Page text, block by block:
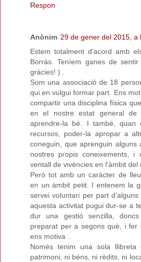
Respon
Anònim 29 de gener del 2015, a
Estem totalment d’acord amb
Borràs. Teníem ganes de
gràcies! ) .
Som una associació de 18
qui en vulgui formar part. Ens
compartir una disciplina física
en el nostre estat general
aprendre-la bé. I també, quan
recursos, poder-la apropar a
coneguin, que aprenguin
nostres propis coneixements, i
ventall de vivències en l’àmbit del
Però tot amb un caràcter de
en un àmbit petit. I entenem la
servei voluntari per part
aquesta activitat pugui dur-se a
dur una gestió senzilla,
preparat per a segons què, i fer
ens motiva .
Només tenim una sola llibreta
patrimoni, ni béns, ni rèdits, ni